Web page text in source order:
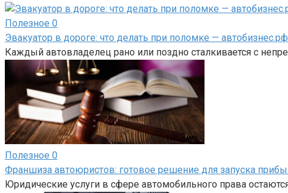
Полезное 0
Эвакуатор в дороге: что делать при поломке — автобизнес.рф
Каждый автовладелец рано или поздно сталкивается с
Полезное 0
Франшиза автоюристов: готовое решение для запуска
Юридические услуги в сфере автомобильного права